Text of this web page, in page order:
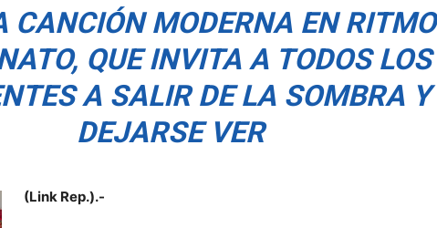
CANCIÓN MODERNA EN RITMO
QUE INVITA A TODOS LOS
A SALIR DE LA SOMBRA Y
DEJARSE VER
(Link Rep.).-